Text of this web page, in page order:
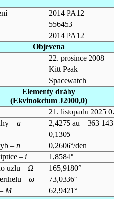
2014 PA12
556453
2014 PA12
Objevena
22. prosince 2008
Kitt Peak
Spacewatch
Elementy dráhy
(Ekvinokcium J2000,0)
21. listopadu 2025
– a
2,4275 au – 363
0,1305
– n
0,2606°/den
– i
1,8584°
uzlu – Ω
165,9180°
– ω
73,0336°
M
62,9421°